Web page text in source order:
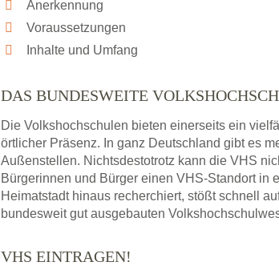
Anerkennung
Voraussetzungen
Inhalte und Umfang
DAS BUNDESWEITE
Die Volkshochschulen bieten einerseits ein
örtlicher Präsenz. In ganz Deutschland gibt es
Außenstellen. Nichtsdestotrotz kann die VHS
Bürgerinnen und Bürger einen VHS-Standort in
Heimatstadt hinaus recherchiert, stößt schnell
bundesweit gut ausgebauten
VHS EINTRAGEN!